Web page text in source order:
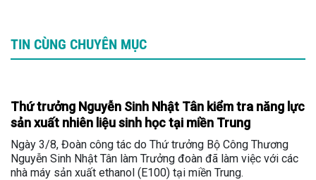
TIN CÙNG CHUYÊN MỤC
Thứ trưởng Nguyễn Sinh Nhật Tân kiểm tra năng lực
sản xuất nhiên liệu sinh học tại miền Trung
Ngày 3/8, Đoàn công tác do Thứ trưởng Bộ Công Thương
Nguyễn Sinh Nhật Tân làm Trưởng đoàn đã làm việc với các
nhà máy sản xuất ethanol (E100) tại miền Trung.